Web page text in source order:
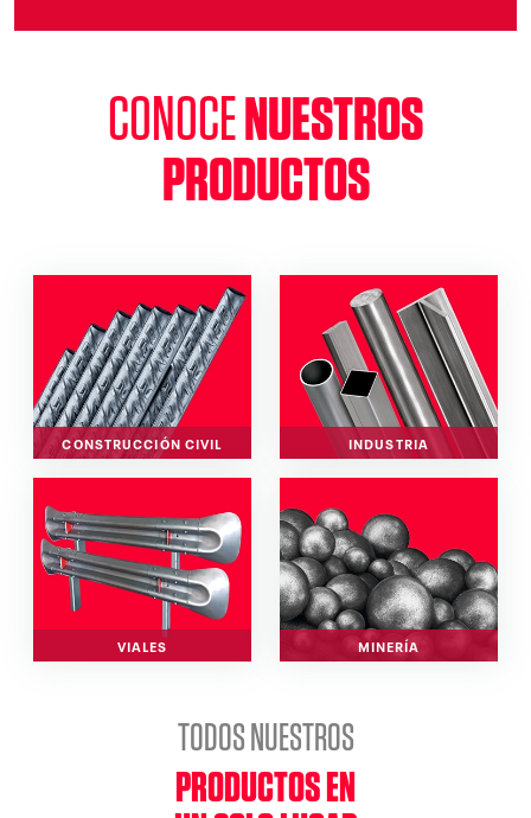
CONOCENUESTROS
PRODUCTOS
TODOS NUESTROS
PRODUCTOS EN
CONSTRUCCIÓN CIVIL
VIALES
INDUSTRIA
MINERÍA